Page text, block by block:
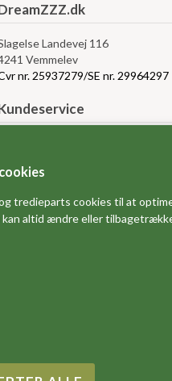
tredieparts cookies til at
altid ændre eller
Landevej 116
Vemmelev
nr. 25937279/SE nr. 29964297
Anvendelse af Cookies